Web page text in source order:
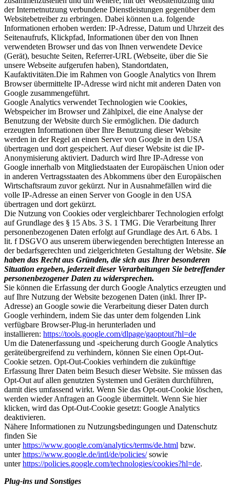
der Internetnutzung verbundene Dienstleistungen gegenüber dem
Websitebetreiber zu erbringen. Dabei können u.a. folgende
Informationen erhoben werden: IP-Adresse, Datum und Uhrzeit des
Seitenaufrufs, Klickpfad, Informationen über den von Ihnen
verwendeten Browser und das von Ihnen verwendete Device
(Gerät), besuchte Seiten, Referrer-URL (Webseite, über die Sie
unsere Webseite aufgerufen haben), Standortdaten,
Kaufaktivitäten.Die im Rahmen von Google Analytics von Ihrem
Browser übermittelte IP-Adresse wird nicht mit anderen Daten von
Google zusammengeführt.
Google Analytics verwendet Technologien wie Cookies,
Webspeicher im Browser und Zählpixel, die eine Analyse der
Benutzung der Website durch Sie ermöglichen. Die dadurch
erzeugten Informationen über Ihre Benutzung dieser Website
werden in der Regel an einen Server von Google in den USA
übertragen und dort gespeichert. Auf dieser Website ist die IP-
Anonymisierung aktiviert. Dadurch wird Ihre IP-Adresse von
Google innerhalb von Mitgliedstaaten der Europäischen Union oder
in anderen Vertragsstaaten des Abkommens über den Europäischen
Wirtschaftsraum zuvor gekürzt. Nur in Ausnahmefällen wird die
volle IP-Adresse an einen Server von Google in den USA
übertragen und dort gekürzt.
Die Nutzung von Cookies oder vergleichbarer Technologien erfolgt
auf Grundlage des § 15 Abs. 3 S. 1 TMG. Die Verarbeitung Ihrer
personenbezogenen Daten erfolgt auf Grundlage des Art. 6 Abs. 1
lit. f DSGVO aus unserem überwiegenden berechtigten Interesse an
der bedarfsgerechten und zielgerichteten Gestaltung der Website. Sie
haben das Recht aus Gründen, die sich aus Ihrer besonderen
Situation ergeben, jederzeit dieser Verarbeitungen Sie betreffender
personenbezogener Daten zu widersprechen.
Sie können die Erfassung der durch Google Analytics erzeugten und
auf Ihre Nutzung der Website bezogenen Daten (inkl. Ihrer IP-
Adresse) an Google sowie die Verarbeitung dieser Daten durch
Google verhindern, indem Sie das unter dem folgenden Link
verfügbare Browser-Plug-in herunterladen und
installieren: https://tools.google.com/dlpage/gaoptout?hl=de
Um die Datenerfassung und -speicherung durch Google Analytics
geräteübergreifend zu verhindern, können Sie einen Opt-Out-
Cookie setzen. Opt-Out-Cookies verhindern die zukünftige
Erfassung Ihrer Daten beim Besuch dieser Website. Sie müssen das
Opt-Out auf allen genutzten Systemen und Geräten durchführen,
damit dies umfassend wirkt. Wenn Sie das Opt-out-Cookie löschen,
werden wieder Anfragen an Google übermittelt. Wenn Sie hier
klicken, wird das Opt-Out-Cookie gesetzt: Google Analytics
deaktivieren.
Nähere Informationen zu Nutzungsbedingungen und Datenschutz
finden Sie
unterhttps://www.google.com/analytics/terms/de.html bzw.
unterhttps://www.google.de/intl/de/policies/sowie
unterhttps://policies.google.com/technologies/cookies?hl=de.
Plug-ins und Sonstiges